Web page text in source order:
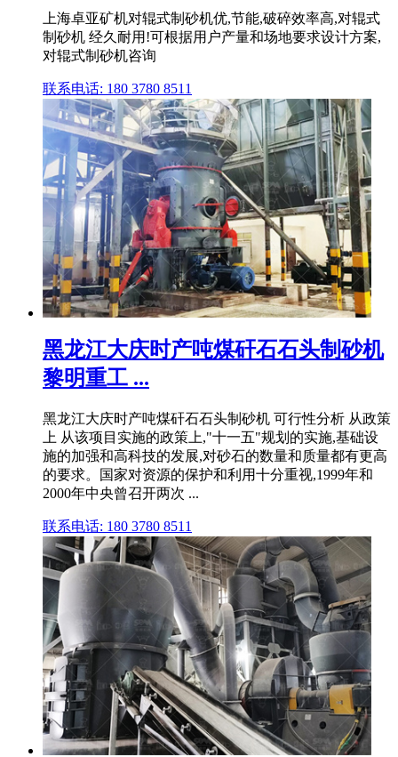
上海卓亚矿机对辊式制砂机优,节能,破碎效率高,对辊式
制砂机 经久耐用!可根据用户产量和场地要求设计方案,
对辊式制砂机咨询
联系电话: 180 3780 8511
黑龙江大庆时产吨煤矸石石头制砂机
黎明重工 ...
黑龙江大庆时产吨煤矸石石头制砂机 可行性分析 从政策
上 从该项目实施的政策上,"十一五"规划的实施,基础设
施的加强和高科技的发展,对砂石的数量和质量都有更高
的要求。国家对资源的保护和利用十分重视,1999年和
2000年中央曾召开两次 ...
联系电话: 180 3780 8511